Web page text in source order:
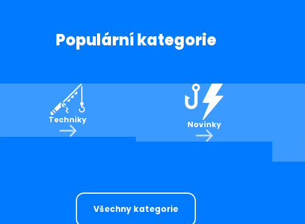
Populární kategorie
Techniky
Novinky
Všechny kategorie